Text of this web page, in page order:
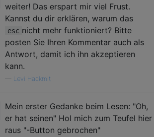
weiter! Das erspart mir viel Frust.
Kannst du dir erklären, warum das
esc nicht mehr funktioniert? Bitte
posten Sie Ihren Kommentar auch als
Antwort, damit ich ihn akzeptieren
kann.
Levi Hackmit
Mein erster Gedanke beim Lesen: "Oh,
er hat seinen" Hol mich zum Teufel hier
raus "-Button gebrochen"